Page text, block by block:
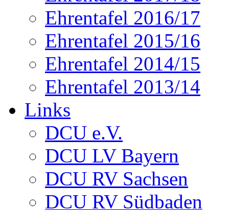
Ehrentafel 2016/17
Ehrentafel 2015/16
Ehrentafel 2014/15
Ehrentafel 2013/14
Links
DCU e.V.
DCU LV Bayern
DCU RV Sachsen
DCU RV Südbaden